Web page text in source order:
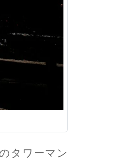
タワーマン